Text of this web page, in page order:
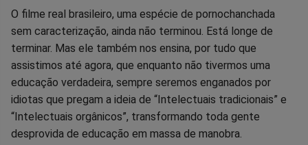
O filme real brasileiro, uma espécie de pornochanchada
sem caracterização, ainda não terminou. Está longe de
terminar. Mas ele também nos ensina, por tudo que
assistimos até agora, que enquanto não tivermos uma
educação verdadeira, sempre seremos enganados por
idiotas que pregam a ideia de “Intelectuais tradicionais” e
“Intelectuais orgânicos”, transformando toda gente
desprovida de educação em massa de manobra.